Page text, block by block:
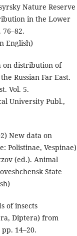
Nature Reserve
in the Lower
English)
on distribution of
Russian Far East.
Vol. 5.
University Publ.,
New data on
Polistinae, Vespinae)
(ed.). Animal
State
of insects
Diptera) from
14–20.